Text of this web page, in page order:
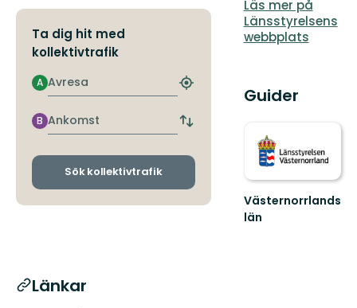
Ta dig hit med
kollektivtrafik
Avresa
A
Hitta
hållplats
Ankomst
B
Byt
och
ankomsthållplatser
Sök kollektivtrafik
Länkar
Läs mer på
Länsstyrelsens
webbplats
Guider
Västernorrlands
län